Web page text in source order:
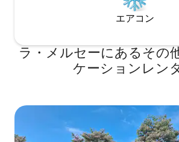
エアコン
ラ・メルセーにあるその
ケーションレン